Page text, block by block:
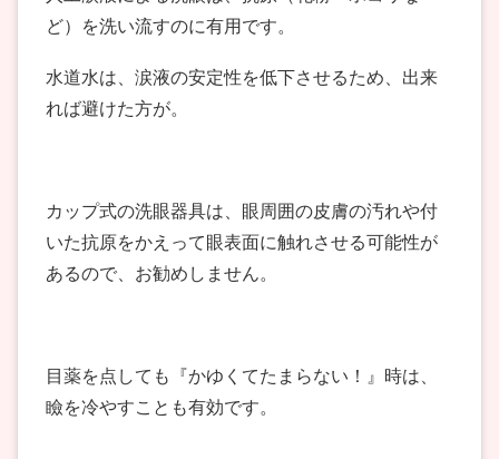
ど）を洗い流すのに有用です。
水道水は、涙液の安定性を低下させるため、出来
れば避けた方が。
カップ式の洗眼器具は、眼周囲の皮膚の汚れや付
いた抗原をかえって眼表面に触れさせる可能性が
あるので、お勧めしません。
目薬を点しても『かゆくてたまらない！』時は、
瞼を冷やすことも有効です。